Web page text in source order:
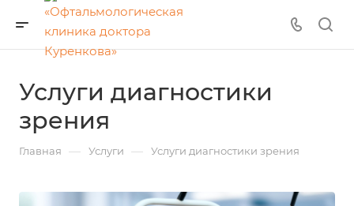
Услуги диагностики
зрения
Главная — Услуги — Услуги диагностики зрения